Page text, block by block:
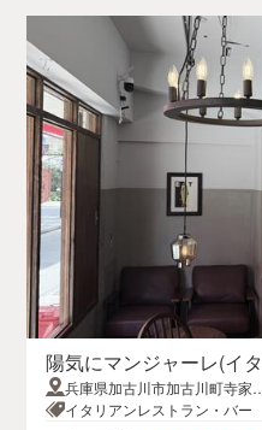
陽気にマンジャーレ(イ
兵庫県加古川市加古川町寺家
142-1-1F
イタリアンレストラン・バー